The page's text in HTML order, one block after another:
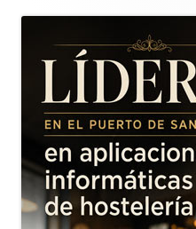
principal